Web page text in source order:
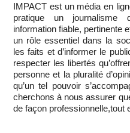
IMPACT est un média en
pratique un journalisme
information fiable, pertinente
un rôle essentiel dans la
les faits et d’informer le
respecter les libertés
personne et la pluralité
qu’un tel pouvoir
cherchons à nous assurer
de façon professionnelle,tout